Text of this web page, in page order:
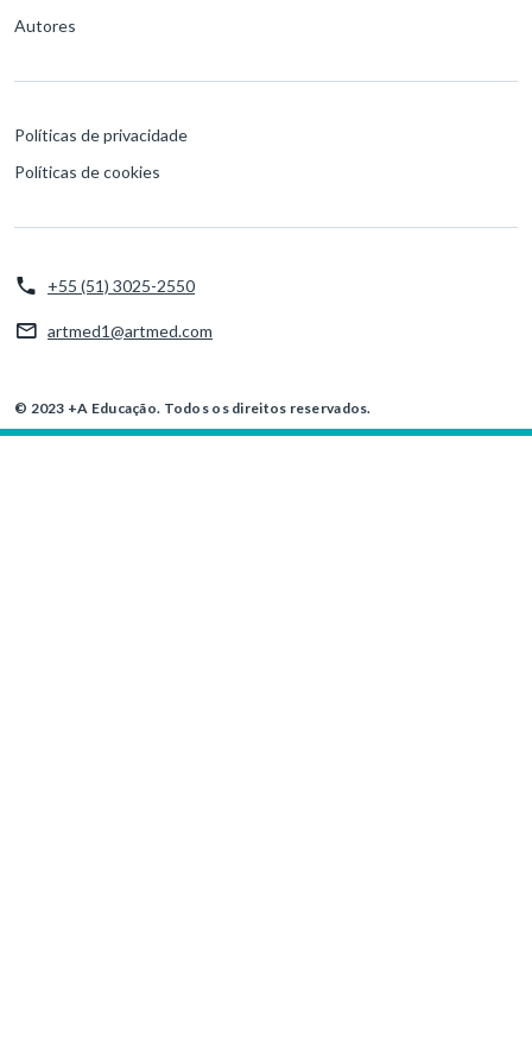
Autores
Políticas de privacidade
Políticas de cookies
+55 (51) 3025-2550
artmed1@artmed.com
© 2023 +A Educação. Todos os direitos reservados.